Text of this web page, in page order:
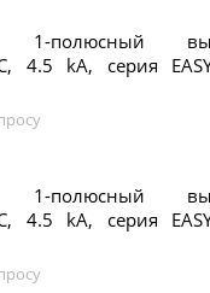
1-полюсный
4.5 kA, серия
1-полюсный
4.5 kA, серия